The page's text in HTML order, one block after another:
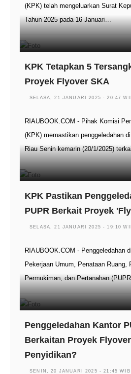
(KPK) telah mengeluarkan Surat
Tahun 2025 pada 16 Januari…
KPK Tetapkan 5
Proyek Flyover SKA
SELASA, 21 JANUARI 2025 - 20:47
RIAUBOOK.COM - Pihak Komisi
(KPK) memastikan penggeledahan
Riau Senin kemarin (20/1/2025)
KPK Pastikan
PUPR Berkait Proyek
SELASA, 21 JANUARI 2025 - 19:10
RIAUBOOK.COM - Penggeledahan
Pekerjaan Umum, Penataan Ruang,
Permukiman, dan Pertanahan
Penggeledahan Kantor
Berkaitan Proyek
Penyidikan?
SENIN, 20 JANUARI 2025 - 21:45 WIB